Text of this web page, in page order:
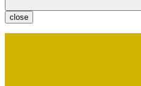
close